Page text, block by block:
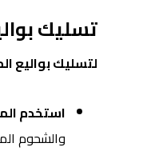
تسليك
لتسليك بواليع
استخدم
والشحوم